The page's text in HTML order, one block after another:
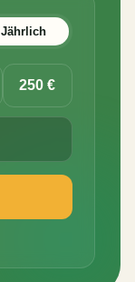
Jährlich
250 €